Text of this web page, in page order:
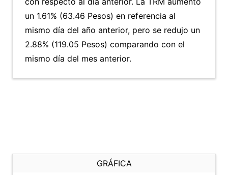
un 1.61% (63.46 Pesos) en referencia al
mismo día del año anterior, pero se redujo un
2.88% (119.05 Pesos) comparando con el
mismo día del mes anterior.
GRÁFICA